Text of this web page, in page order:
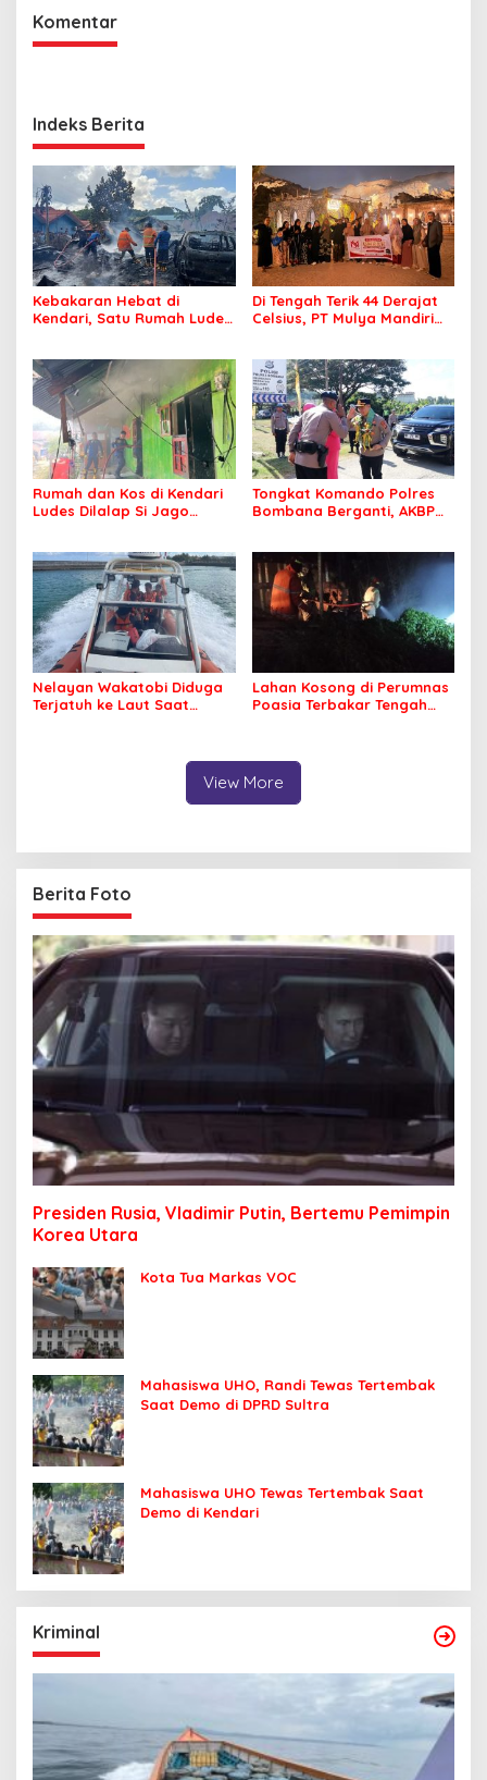
Komentar
Indeks Berita
Kebakaran Hebat di
Kendari, Satu Rumah Ludes
Di Tengah Terik 44 Derajat
Celsius, PT Mulya Mandiri
Nyaman Beribadah
Rumah dan Kos di Kendari
Ludes Dilalap Si Jago
Tongkat Komando Polres
Bombana Berganti, AKBP
Nelayan Wakatobi Diduga
Terjatuh ke Laut Saat
Lahan Kosong di Perumnas
Poasia Terbakar Tengah
View More
Berita Foto
Presiden Rusia, Vladimir Putin, Bertemu Pemimpin
Korea Utara
Kota Tua Markas VOC
Mahasiswa UHO, Randi Tewas Tertembak
Saat Demo di DPRD Sultra
Mahasiswa UHO Tewas Tertembak Saat
Demo di Kendari
Kriminal